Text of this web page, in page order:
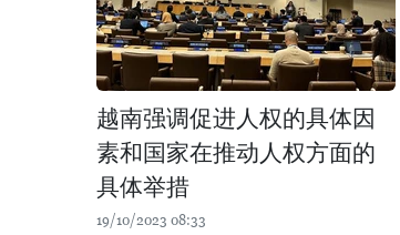
越南强调促进人权的具体因
素和国家在推动人权方面的
具体举措
19/10/2023 08:33